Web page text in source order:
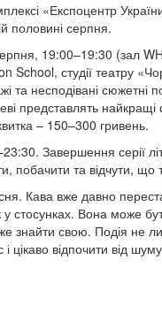
«Експоцентр
половині серпня.
19:00–19:30 (зал
School, студії театру
та несподівані
представлять
– 150–300 гривень.
Завершення серії
побачити та відчути,
Кава вже давно
у стосунках. Вона може
знайти свою. Подія не
і цікаво відпочити від